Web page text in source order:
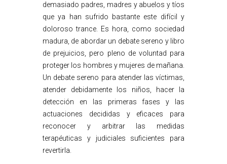
demasiado padres, madres y abuelos y tíos
que ya han sufrido bastante este difícil y
doloroso trance. Es hora, como sociedad
madura, de abordar un debate sereno y libro
de prejuicios, pero pleno de voluntad para
proteger los hombres y mujeres de mañana.
Un debate sereno para atender las víctimas,
atender debidamente los niños, hacer la
detección en las primeras fases y las
actuaciones decididas y eficaces para
reconocer y arbitrar las medidas
terapéuticas y judiciales suficientes para
revertirla.